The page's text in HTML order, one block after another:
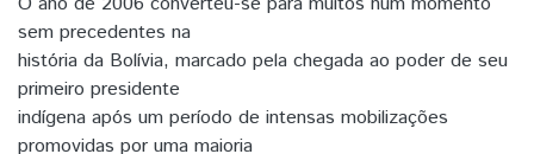
sem precedentes na
história da Bolívia, marcado pela chegada ao poder de seu
primeiro presidente
indígena após um período de intensas mobilizações
promovidas por uma maioria